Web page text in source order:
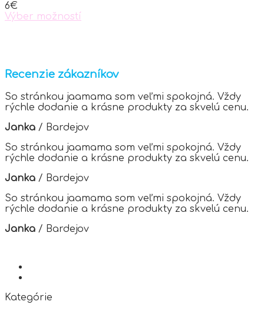
on
the
6€
Výber možností
variants.
The
options
may
be
chosen
on
the
product
page
Recenzie zákazníkov
So stránkou jaamama som veľmi spokojná. Vždy
rýchle dodanie a krásne produkty za skvelú cenu.
Janka / Bardejov
So stránkou jaamama som veľmi spokojná. Vždy
rýchle dodanie a krásne produkty za skvelú cenu.
Janka / Bardejov
So stránkou jaamama som veľmi spokojná. Vždy
rýchle dodanie a krásne produkty za skvelú cenu.
Janka / Bardejov
Kategórie